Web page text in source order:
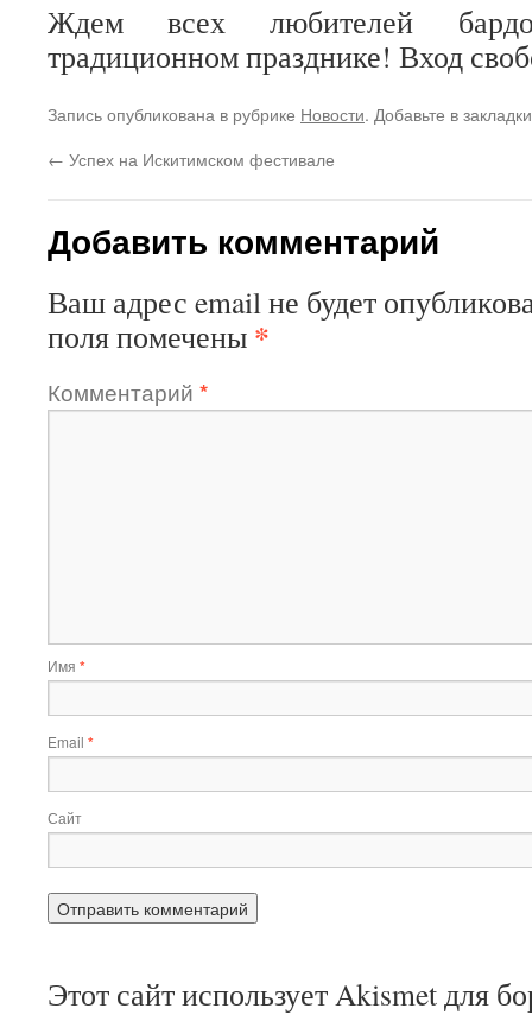
Ждем всех любителей
традиционном празднике! Вход
Запись опубликована в рубрике Новости. Добавьте в
← Успех на Искитимском фестивале
Добавить комментарий
Ваш адрес email не будет
поля помечены *
Комментарий *
Имя *
Email *
Сайт
Этот сайт использует Akismet для